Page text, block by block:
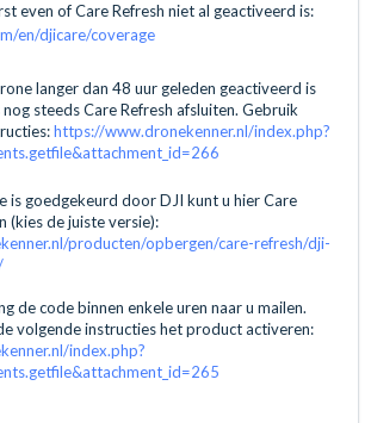
even of Care Refresh niet al geactiveerd is:
en/djicare/coverage
langer dan 48 uur geleden geactiveerd is
steeds Care Refresh afsluiten. Gebruik
https://www.dronekenner.nl/index.php?
is goedgekeurd door DJI kunt u hier Care
(kies de juiste versie):
producten/opbergen/care-refresh/dji-
de code binnen enkele uren naar u mailen.
volgende instructies het product activeren:
index.php?